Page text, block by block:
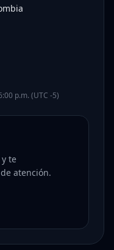
p.m. (UTC -5)
te
atención.